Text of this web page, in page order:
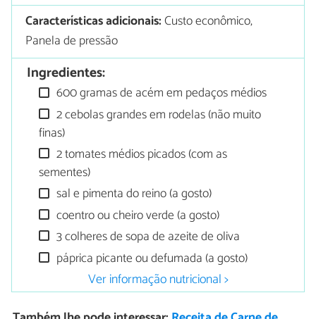
Características adicionais:Custo econômico,
Panela de pressão
Ingredientes:
600 gramas de acém em pedaços médios
2 cebolas grandes em rodelas (não muito
finas)
2 tomates médios picados (com as
sementes)
sal e pimenta do reino (a gosto)
coentro ou cheiro verde (a gosto)
3 colheres de sopa de azeite de oliva
páprica picante ou defumada (a gosto)
Ver informação nutricional >